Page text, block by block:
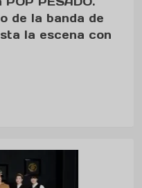
de la banda de
la escena con